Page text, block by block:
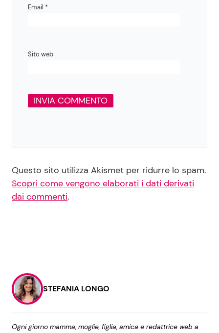
Email *
Sito web
Questo sito utilizza Akismet per ridurre lo spam.
Scopri come vengono elaborati i dati derivati
dai commenti.
STEFANIA LONGO
Ogni giorno mamma, moglie, figlia, amica e redattrice web a